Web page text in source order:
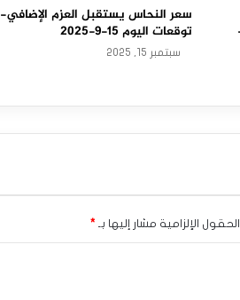
15-9-
سعر النحاس يستقبل العزم الإضافي-
توقعات اليوم 15-9-2025
سبتمبر 15, 2025
الحقول الإلزامية مشار إليها بـ *